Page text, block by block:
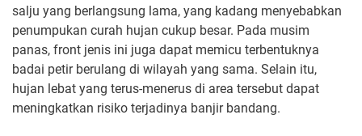
salju yang berlangsung lama, yang kadang menyebabkan
penumpukan curah hujan cukup besar. Pada musim
panas, front jenis ini juga dapat memicu terbentuknya
badai petir berulang di wilayah yang sama. Selain itu,
hujan lebat yang terus-menerus di area tersebut dapat
meningkatkan risiko terjadinya banjir bandang.